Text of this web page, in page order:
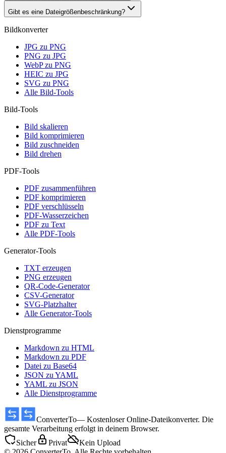
Gibt es eine Dateigrößenbeschränkung?
Bildkonverter
JPG zu PNG
PNG zu JPG
WebP zu PNG
HEIC zu JPG
SVG zu PNG
Alle Bild-Tools
Bild-Tools
Bild skalieren
Bild komprimieren
Bild zuschneiden
Bild drehen
PDF-Tools
PDF zusammenführen
PDF komprimieren
PDF verschlüsseln
PDF-Wasserzeichen
PDF zu Text
Alle PDF-Tools
Generator-Tools
TXT erzeugen
PNG erzeugen
QR-Code-Generator
CSV-Generator
SVG-Platzhalter
Alle Generator-Tools
Dienstprogramme
Markdown zu HTML
Markdown zu PDF
Datei zu Base64
JSON zu YAML
YAML zu JSON
Alle Dienstprogramme
ConverterTo— Kostenloser Online-Dateikonverter. Die
gesamte Verarbeitung erfolgt in deinem Browser.
Sicher
Privat
Kein Upload